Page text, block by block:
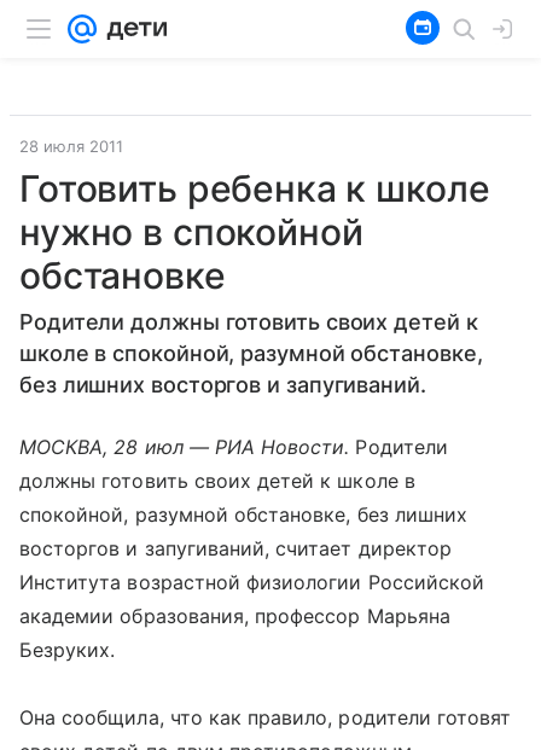
28 июля 2011
Готовить ребенка к школе
нужно в спокойной
обстановке
Родители должны готовить своих детей к
школе в спокойной, разумной обстановке,
без лишних восторгов и запугиваний.
МОСКВА, 28 июл — РИА Новости. Родители
должны готовить своих детей к школе в
спокойной, разумной обстановке, без лишних
восторгов и запугиваний, считает директор
Института возрастной физиологии Российской
академии образования, профессор Марьяна
Безруких.
Она сообщила, что как правило, родители готовят